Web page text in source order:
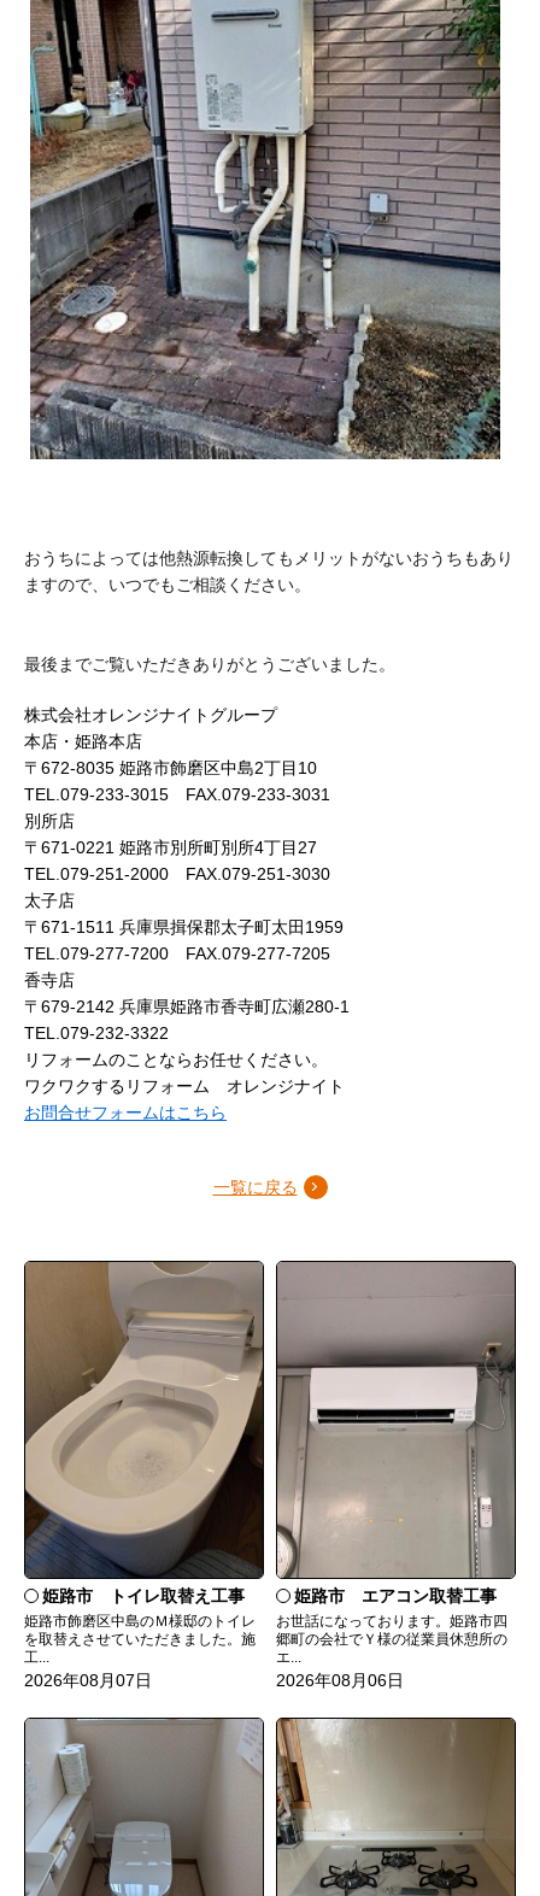
おうちによっては他熱源転換してもメリットがないおうちもあり
ますので、いつでもご相談ください。
最後までご覧いただきありがとうございました。
株式会社オレンジナイトグループ
本店・姫路本店
〒672-8035 姫路市飾磨区中島2丁目10
TEL.079-233-3015 FAX.079-233-3031
別所店
〒671-0221 姫路市別所町別所4丁目27
TEL.079-251-2000 FAX.079-251-3030
太子店
〒671-1511 兵庫県揖保郡太子町太田1959
TEL.079-277-7200 FAX.079-277-7205
香寺店
〒679-2142 兵庫県姫路市香寺町広瀬280-1
TEL.079-232-3322
リフォームのことならお任せください。
ワクワクするリフォーム オレンジナイト
お問合せフォームはこちら
一覧に戻る
姫路市 トイレ取替え工事
姫路市飾磨区中島のＭ様邸のトイレ
を取替えさせていただきました。施
工...
2026年08月07日
姫路市 エアコン取替工事
お世話になっております。姫路市四
郷町の会社でＹ様の従業員休憩所の
エ...
2026年08月06日